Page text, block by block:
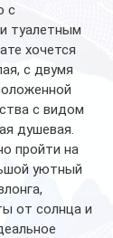
с
туалетным
хочется
с двумя
с видом
душевая.
пройти на
уютный
от солнца и